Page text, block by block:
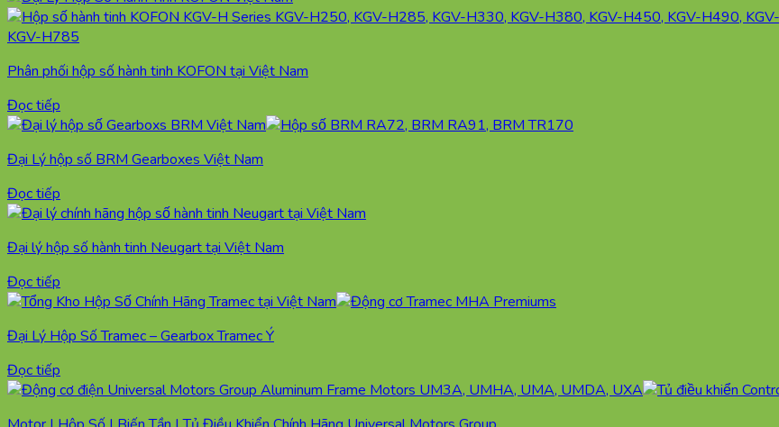
Phân phối hộp số hành tinh KOFON tại Việt Nam
Đọc tiếp
Đại Lý hộp số BRM Gearboxes Việt Nam
Đọc tiếp
Đại lý hộp số hành tinh Neugart tại Việt Nam
Đọc tiếp
Đại Lý Hộp Số Tramec – Gearbox Tramec Ý
Đọc tiếp